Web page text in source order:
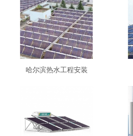
哈尔滨热水工程安装